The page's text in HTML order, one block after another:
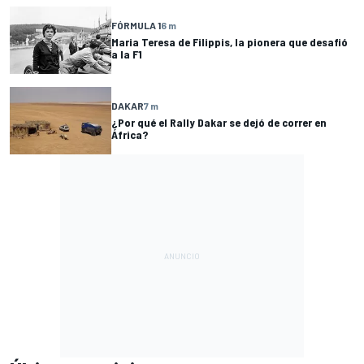
FÓRMULA 16 m
Maria Teresa de Filippis, la pionera que desafió
a la F1
DAKAR7 m
¿Por qué el Rally Dakar se dejó de correr en
África?